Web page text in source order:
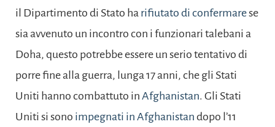
il Dipartimento di Stato ha rifiutato di confermarese
sia avvenuto un incontro con i funzionari talebani a
Doha, questo potrebbe essere un serio tentativo di
porre fine alla guerra, lunga 17 anni, che gli Stati
Uniti hanno combattuto in Afghanistan. Gli Stati
Uniti si sono impegnati in Afghanistan dopo l’11